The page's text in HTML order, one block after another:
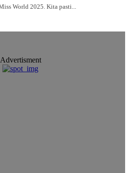
dia akan jadi wakil Lebanon di Miss World 2025. Kita pasti...
Advertisment